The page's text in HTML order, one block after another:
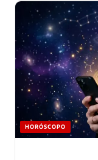
HORÓSCOPO